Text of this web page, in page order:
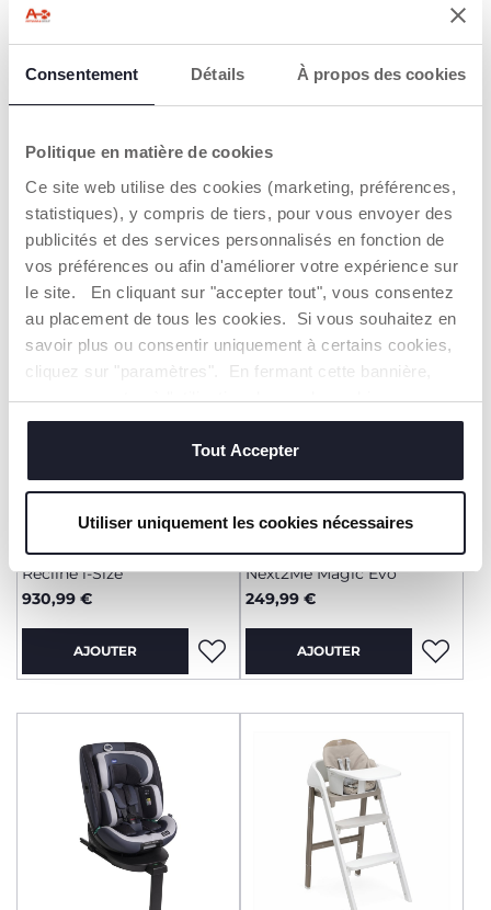
Consentement Détails À propos des cookies
Politique en matière de cookies
Ce site web utilise des cookies (marketing, préférences,
statistiques), y compris de tiers, pour vous envoyer des
publicités et des services personnalisés en fonction de
vos préférences ou afin d'améliorer votre expérience sur
le site. En cliquant sur "accepter tout", vous consentez
au placement de tous les cookies. Si vous souhaitez en
savoir plus ou consentir uniquement à certains cookies,
cliquez sur "paramètres". En fermant cette bannière,
vous consentez à l'utilisation des seuls cookies
techniques, qui sont essentiels au service demandé.
Tout Accepter
Utiliser uniquement les cookies nécessaires
+ COULEURS
4en1
269,99 €
AJOUTER
+ COULEURS
Armonia
209,99 €
AJOUTER
+ COULEURS
Trio Mysa - First-Seat
Recline i-Size
930,99 €
AJOUTER
+ COULEURS
Berceau Cododo Chicco
Next2Me Magic Evo
249,99 €
AJOUTER